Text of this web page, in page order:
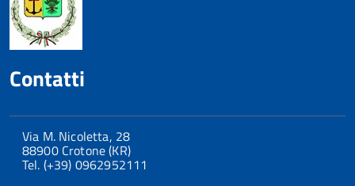
Contatti
Via M. Nicoletta, 28
88900 Crotone (KR)
Tel. (+39) 0962952111